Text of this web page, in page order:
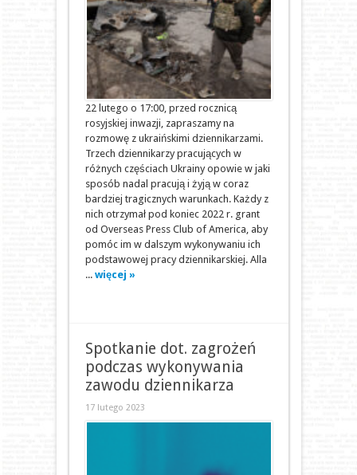
22 lutego o 17:00, przed rocznicą
rosyjskiej inwazji, zapraszamy na
rozmowę z ukraińskimi dziennikarzami.
Trzech dziennikarzy pracujących w
różnych częściach Ukrainy opowie w jaki
sposób nadal pracują i żyją w coraz
bardziej tragicznych warunkach. Każdy z
nich otrzymał pod koniec 2022 r. grant
od Overseas Press Club of America, aby
pomóc im w dalszym wykonywaniu ich
podstawowej pracy dziennikarskiej. Alla
... więcej »
Spotkanie dot. zagrożeń
podczas wykonywania
zawodu dziennikarza
17 lutego 2023